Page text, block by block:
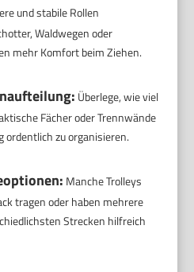
und stabile Rollen
Waldwegen oder
mehr Komfort beim Ziehen.
Überlege, wie viel
Fächer oder Trennwände
ordentlich zu organisieren.
Manche Trolleys
tragen oder haben mehrere
Strecken hilfreich